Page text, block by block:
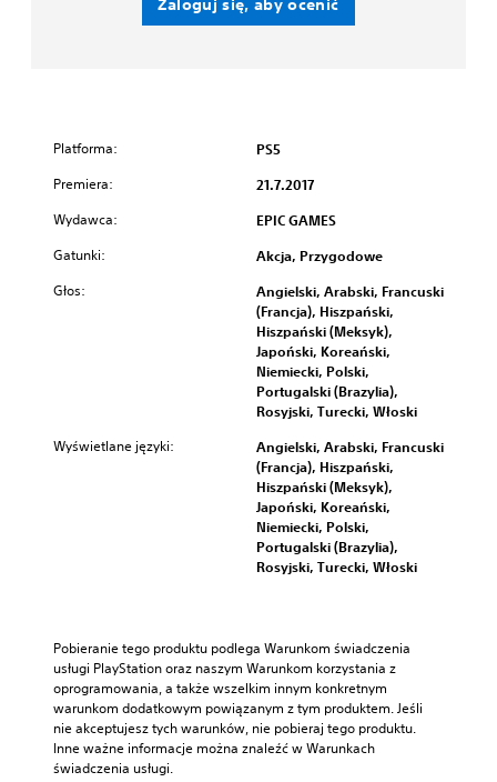
Zaloguj się, aby ocenić
Platforma: PS5
Premiera: 21.7.2017
Wydawca: EPIC GAMES
Gatunki: Akcja, Przygodowe
Głos:
Angielski, Arabski, Francuski
(Francja), Hiszpański,
Hiszpański (Meksyk),
Japoński, Koreański,
Niemiecki, Polski,
Portugalski (Brazylia),
Rosyjski, Turecki, Włoski
Wyświetlane języki:
Angielski, Arabski, Francuski
(Francja), Hiszpański,
Hiszpański (Meksyk),
Japoński, Koreański,
Niemiecki, Polski,
Portugalski (Brazylia),
Rosyjski, Turecki, Włoski
Pobieranie tego produktu podlega Warunkom świadczenia
usługi PlayStation oraz naszym Warunkom korzystania z
oprogramowania, a także wszelkim innym konkretnym
warunkom dodatkowym powiązanym z tym produktem. Jeśli
nie akceptujesz tych warunków, nie pobieraj tego produktu.
Inne ważne informacje można znaleźć w Warunkach
świadczenia usługi.